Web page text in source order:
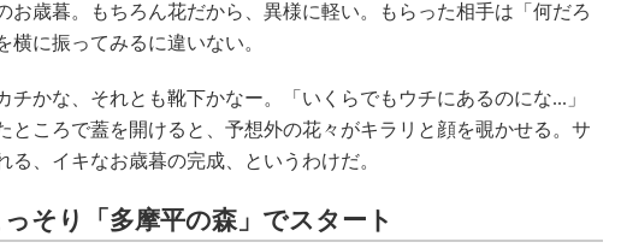
お歳暮。もちろん花だから、異様に軽い。もらった相手は「何だろ
横に振ってみるに違いない。
かな、それとも靴下かなー。「いくらでもウチにあるのにな...」
ところで蓋を開けると、予想外の花々がキラリと顔を覗かせる。サ
る、イキなお歳暮の完成、というわけだ。
そり「多摩平の森」でスタート